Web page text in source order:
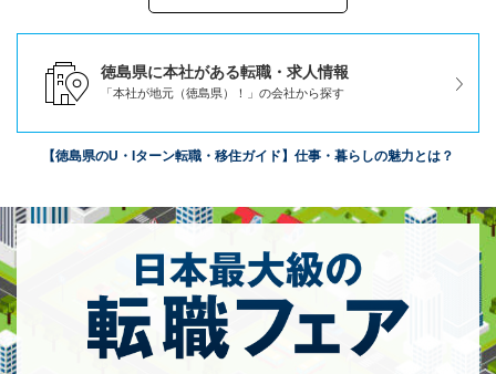
徳島県に本社がある転職・求人情報
「本社が地元（徳島県）！」の会社から探す
【徳島県のU・Iターン転職・移住ガイド】仕事・暮らしの魅力とは？